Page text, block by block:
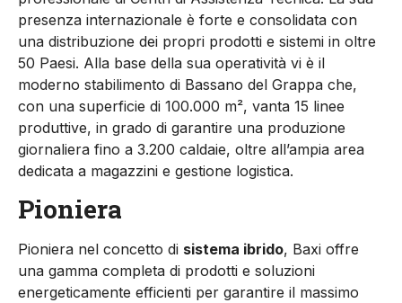
presenza internazionale è forte e consolidata con
una distribuzione dei propri prodotti e sistemi in oltre
50 Paesi. Alla base della sua operatività vi è il
moderno stabilimento di Bassano del Grappa che,
con una superficie di 100.000 m², vanta 15 linee
produttive, in grado di garantire una produzione
giornaliera fino a 3.200 caldaie, oltre all’ampia area
dedicata a magazzini e gestione logistica.
Pioniera
Pioniera nel concetto di sistema ibrido, Baxi offre
una gamma completa di prodotti e soluzioni
energeticamente efficienti per garantire il massimo